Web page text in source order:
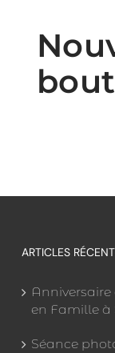
ARTICLES
en Famille à
Séance